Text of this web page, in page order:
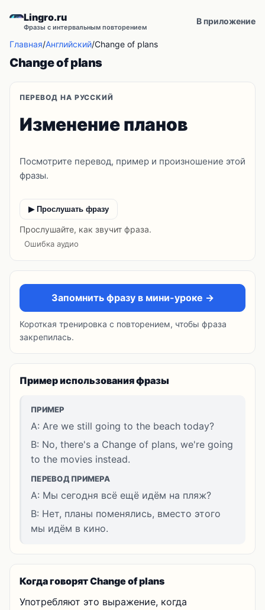
Lingro.ru
Фразы с интервальным повторением
В приложение
Главная/Английский/Change of plans
Change of plans
ПЕРЕВОД НА РУССКИЙ
Изменение планов
Посмотрите перевод, пример и произношение этой
фразы.
▶ Прослушать фразу
Прослушайте, как звучит фраза.
Ошибка аудио
Запомнить фразу в мини-уроке →
Короткая тренировка с повторением, чтобы фраза
закрепилась.
Пример использования фразы
ПРИМЕР
A: Are we still going to the beach today?
B: No, there's a Change of plans, we're going
to the movies instead.
ПЕРЕВОД ПРИМЕРА
A: Мы сегодня всё ещё идём на пляж?
B: Нет, планы поменялись, вместо этого
мы идём в кино.
Когда говорят Change of plans
Употребляют это выражение, когда